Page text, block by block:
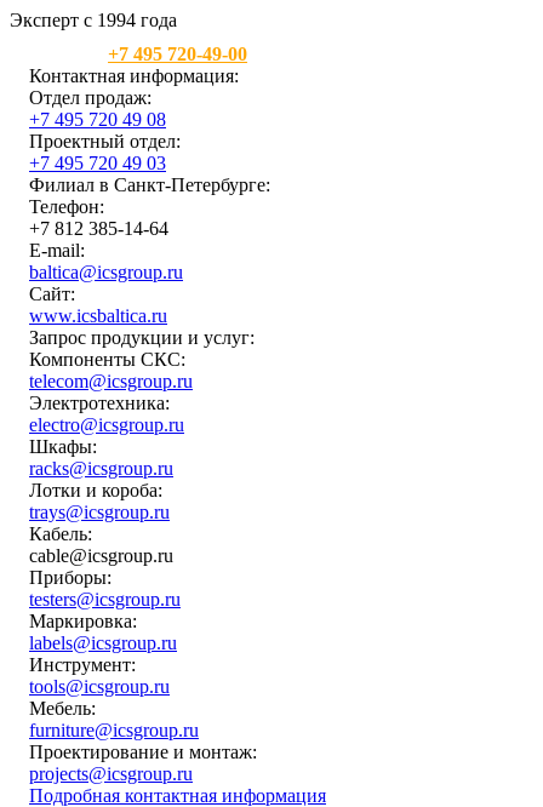
Эксперт с 1994 года
+7 495 720-49-00
Контактная информация:
Отдел продаж:
+7 495 720 49 08
Проектный отдел:
+7 495 720 49 03
Филиал в Санкт-Петербурге:
Телефон:
+7 812 385-14-64
E-mail:
baltica@icsgroup.ru
Сайт:
www.icsbaltica.ru
Запрос продукции и услуг:
Компоненты СКС:
telecom@icsgroup.ru
Электротехника:
electro@icsgroup.ru
Шкафы:
racks@icsgroup.ru
Лотки и короба:
trays@icsgroup.ru
Кабель:
cable@icsgroup.ru
Приборы:
testers@icsgroup.ru
Маркировка:
labels@icsgroup.ru
Инструмент:
tools@icsgroup.ru
Мебель:
furniture@icsgroup.ru
Проектирование и монтаж:
projects@icsgroup.ru
Подробная контактная информация